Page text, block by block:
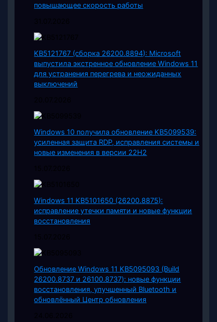
повышающее скорость работы
KB5121767 (сборка 26200.8894): Microsoft
выпустила экстренное обновление Windows 11
для устранения перегрева и неожиданных
выключений
Windows 10 получила обновление KB5099539:
усиленная защита RDP, исправления системы и
новые изменения в версии 22H2
Windows 11 KB5101650 (26200.8875):
исправление утечки памяти и новые функции
восстановления
Обновление Windows 11 KB5095093 (Build
26200.8737 и 26100.8737): новые функции
восстановления, улучшенный Bluetooth и
обновлённый Центр обновления